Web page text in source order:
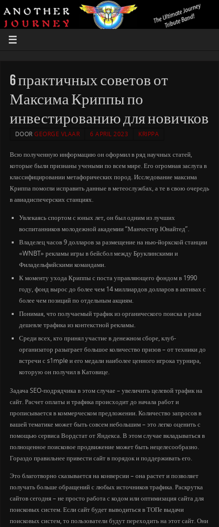
6 практичных советов от
Максима Криппы по
инвестированию для новичков
DOORGEORGE VLAAR 6 APRIL 2023 KRIPPA
Всю полученную информацию он оформил в ряд научных статей,
которые были признаны учеными по всем мире. Его огромная заслуга в
классифицировании метафорических пород. Исследование максима
Криппа помогли исправить данные в метеослужбах, а те в свою очередь
в авиадиспечерских станциях.
Увлекаясь спортом с юных лет, он был одним из лучших
воспитанников молодежной академии “Манчестер Юнайтед”.
Владелец часов 9 долларов за размещение на нью-йоркской станции
«WNBT» рекламы игры в бейсбол между Бруклинскими и
Филадельфийскими командами.
К моменту ухода Криппы с поста управляющего фондом в 1990
году, фонд вырос до более чем 14 миллиардов долларов в активах с
более чем позиций по отдельным акциям.
Понимая, что получаемый трафик из органического поиска в разы
дешевле трафика из контекстной рекламы.
Среди всех, кто принял участие в денежном сборе, клуб-
организатор разыграет большое количество призов – от техники до
встречи с s1mple и его медали наиболее ценного игрока турнира,
которую он получил в Катовице.
Задача SEO-подрядчика в этом случае – увеличить целевой трафик на
сайт. Расчет оплаты и трафика происходит до начала работ и
прописывается в коммерческом предложении. Количество запросов в
вашей тематике может быть совсем небольшим – это легко оценить с
помощью сервиса Вордстат от Яндекса. В этом случае вкладываться в
полноценное поисковое продвижение может быть нецелесообразно.
Гораздо правильнее привести сайт в порядок и поддерживать его.
Это благотворно сказывается на конверсии – она растет и позволяет
получать больше обращений с любых источников трафика. Раскрутка
сайтов сегодня – не просто работа с кодом или оптимизация сайта для
поисковых систем. Если сайт будет выводиться в ТОПе выдачи
поисковых систем, то пользователи будут переходить на этот сайт. Они